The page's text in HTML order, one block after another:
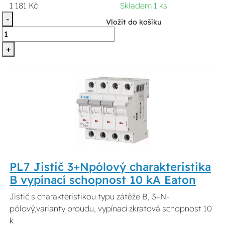
1 181 Kč
Skladem 1 ks
-
+
Vložit do košíku
PL7 Jistič 3+Npólový charakteristika
B vypínací schopnost 10 kA Eaton
Jistič s charakteristikou typu zátěže B, 3+N-
pólový,varianty proudu, vypínací zkratová schopnost 10
k